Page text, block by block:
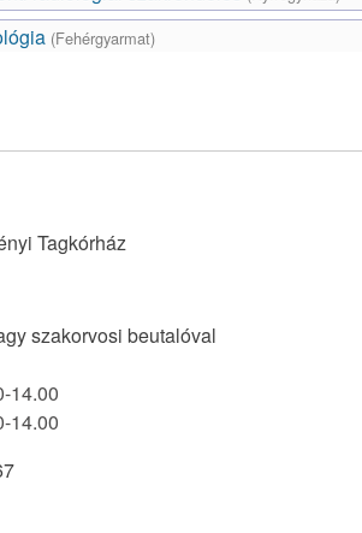
(Fehérgyarmat)
Tagkórház
szakorvosi beutalóval
14.00
14.00